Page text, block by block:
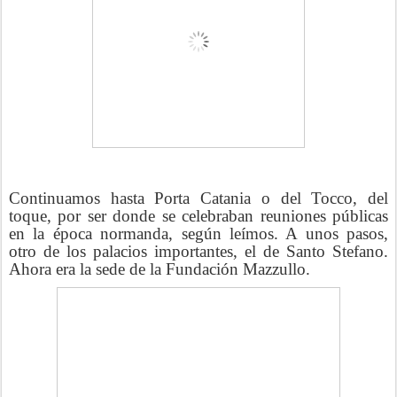
Continuamos hasta Porta Catania o del Tocco, del
toque, por ser donde se celebraban reuniones públicas
en la época normanda, según leímos. A unos pasos,
otro de los palacios importantes, el de Santo Stefano.
Ahora era la sede de la Fundación Mazzullo.